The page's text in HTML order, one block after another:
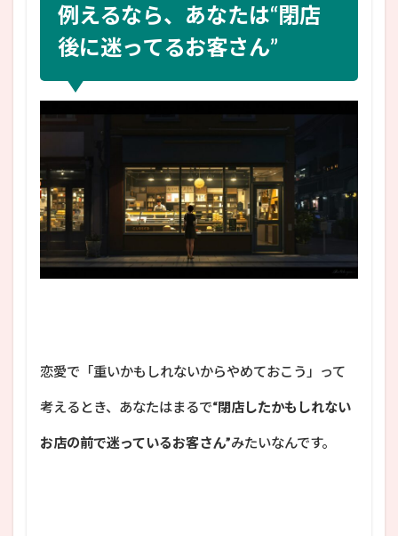
例えるなら、あなたは“閉店
後に迷ってるお客さん”
恋愛で「重いかもしれないからやめておこう」って
考えるとき、あなたはまるで“閉店したかもしれない
お店の前で迷っているお客さん”みたいなんです。